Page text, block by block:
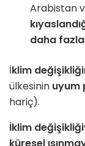
Arabistan
daha
İklim
ülkesinin uyum
hariç).
İklim
küresel